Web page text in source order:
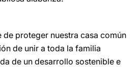
de proteger nuestra casa común
de unir a toda la familia
de un desarrollo sostenible e